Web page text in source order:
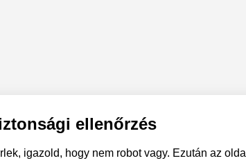
ellenőrzés
igazold, hogy nem robot vagy. Ezután az oldal